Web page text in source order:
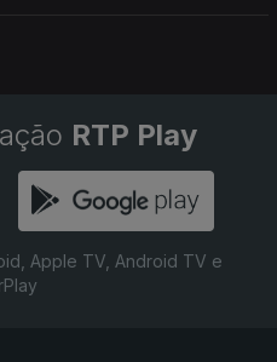
RTP Play
Apple TV, Android TV e